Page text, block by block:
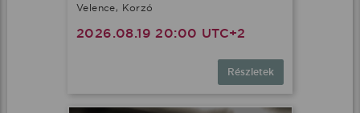
Velence, Korzó
2026.08.19 20:00 UTC+2
Részletek